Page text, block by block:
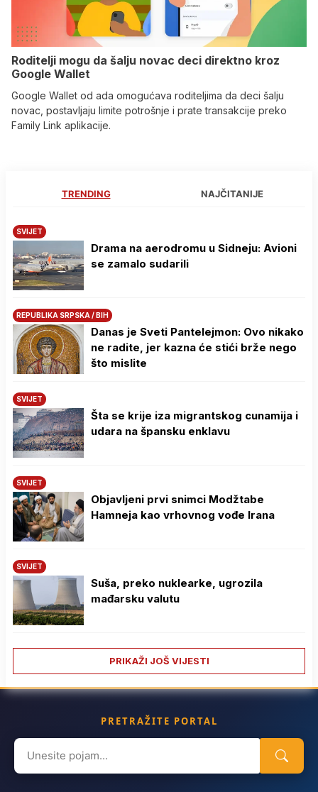
Roditelji mogu da šalju novac deci direktno kroz
Google Wallet
Google Wallet od ada omogućava roditeljima da deci šalju
novac, postavljaju limite potrošnje i prate transakcije preko
Family Link aplikacije.
TRENDING NAJČITANIJE
SVIJET
Drama na aerodromu u Sidneju: Avioni
se zamalo sudarili
REPUBLIKA SRPSKA / BIH
Danas je Sveti Pantelejmon: Ovo nikako
ne radite, jer kazna će stići brže nego
što mislite
SVIJET
Šta se krije iza migrantskog cunamija i
udara na špansku enklavu
SVIJET
Objavljeni prvi snimci Modžtabe
Hamneja kao vrhovnog vođe Irana
SVIJET
Suša, preko nuklearke, ugrozila
mađarsku valutu
PRIKAŽI JOŠ VIJESTI
PRETRAŽITE PORTAL
Search
for: